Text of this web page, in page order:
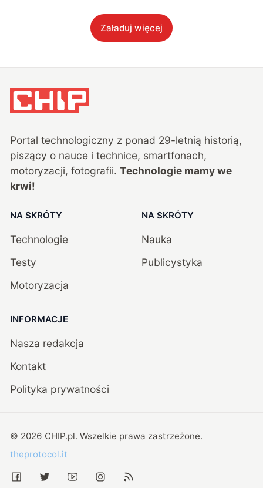
Załaduj więcej
Portal technologiczny z ponad 29-letnią historią,
piszący o nauce i technice, smartfonach,
motoryzacji, fotografii. Technologie mamy we
krwi!
NA SKRÓTY
Technologie
Testy
Motoryzacja
NA SKRÓTY
Nauka
Publicystyka
INFORMACJE
Nasza redakcja
Kontakt
Polityka prywatności
© 2026 CHIP.pl. Wszelkie prawa zastrzeżone.
theprotocol.it